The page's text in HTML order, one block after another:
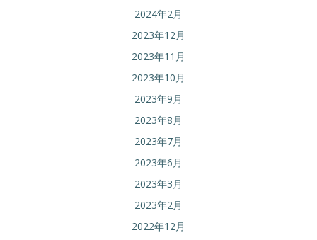
2024年2月
2023年12月
2023年11月
2023年10月
2023年9月
2023年8月
2023年7月
2023年6月
2023年3月
2023年2月
2022年12月